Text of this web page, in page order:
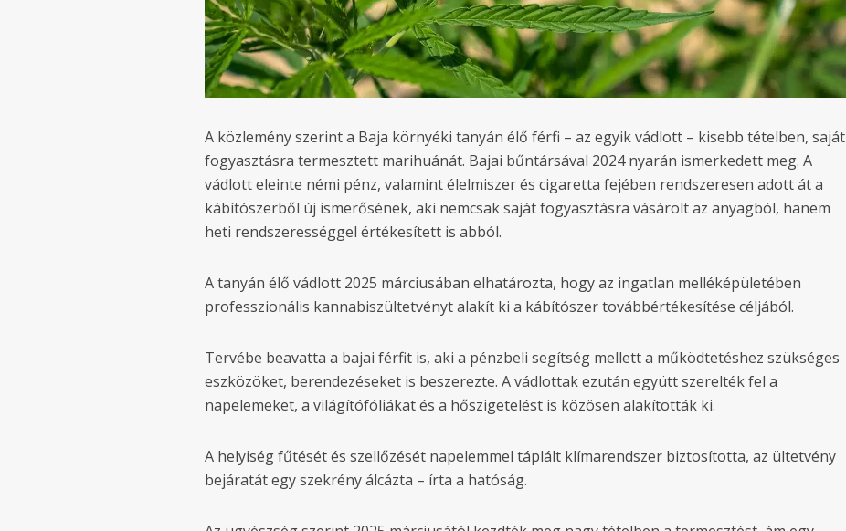
A közlemény szerint a Baja környéki tanyán élő férfi – az egyik vádlott – kisebb tételben, saját
fogyasztásra termesztett marihuánát. Bajai bűntársával 2024 nyarán ismerkedett meg. A
vádlott eleinte némi pénz, valamint élelmiszer és cigaretta fejében rendszeresen adott át a
kábítószerből új ismerősének, aki nemcsak saját fogyasztásra vásárolt az anyagból, hanem
heti rendszerességgel értékesített is abból.
A tanyán élő vádlott 2025 márciusában elhatározta, hogy az ingatlan melléképületében
professzionális kannabiszültetvényt alakít ki a kábítószer továbbértékesítése céljából.
Tervébe beavatta a bajai férfit is, aki a pénzbeli segítség mellett a működtetéshez szükséges
eszközöket, berendezéseket is beszerezte. A vádlottak ezután együtt szerelték fel a
napelemeket, a világítófóliákat és a hőszigetelést is közösen alakították ki.
A helyiség fűtését és szellőzését napelemmel táplált klímarendszer biztosította, az ültetvény
bejáratát egy szekrény álcázta – írta a hatóság.